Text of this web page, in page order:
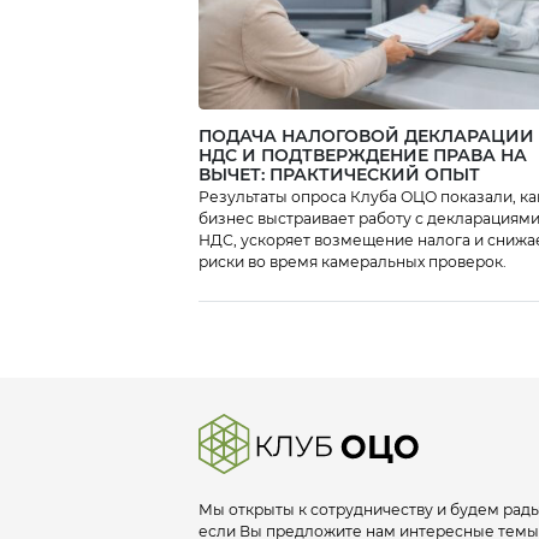
сопровождения
бизнеса, управления
дебиторской […]
ПОДАЧА НАЛОГОВОЙ ДЕКЛАРАЦИИ
НДС И ПОДТВЕРЖДЕНИЕ ПРАВА НА
ВЫЧЕТ: ПРАКТИЧЕСКИЙ ОПЫТ
Результаты опроса Клуба ОЦО показали,
бизнес выстраивает работу с
НДС, ускоряет возмещение налога и
риски во время камеральных проверок.
Мы открыты к сотрудничеству и будем
если Вы предложите нам интересные темы